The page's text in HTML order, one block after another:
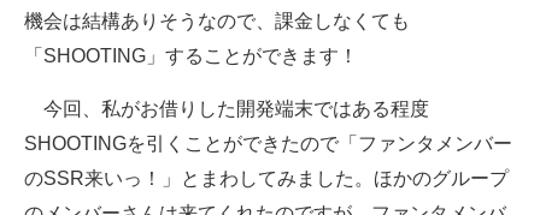
機会は結構ありそうなので、課金しなくても
「SHOOTING」することができます！
今回、私がお借りした開発端末ではある程度
SHOOTINGを引くことができたので「ファンタメンバー
のSSR来いっ！」とまわしてみました。ほかのグループ